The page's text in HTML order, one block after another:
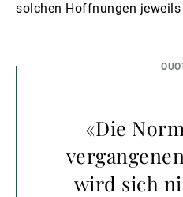
solchen Hoffnungen jeweils
«Die
wird sich